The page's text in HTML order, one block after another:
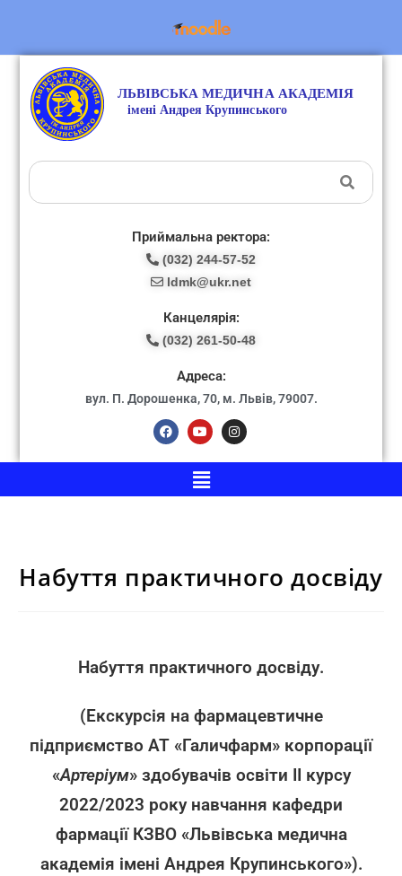
Приймальна ректора:
(032) 244-57-52
ldmk@ukr.net
Канцелярія:
(032) 261-50-48
Адреса:
вул. П. Дорошенка, 70, м. Львів, 79007.
Набуття практичного досвіду
Набуття практичного досвіду.
(Екскурсія на фармацевтичне
підприємство АТ «Галичфарм» корпорації
«Артеріум» здобувачів освіти ІІ курсу
2022/2023 року навчання кафедри
фармації КЗВО «Львівська медична
академія імені Андрея Крупинського»).